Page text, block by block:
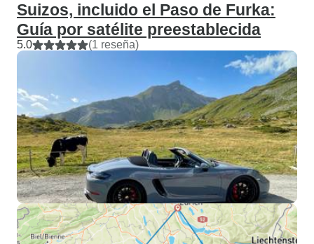
Suizos, incluido el Paso de Furka:
Guía por satélite preestablecida
5.0 (1 reseña)